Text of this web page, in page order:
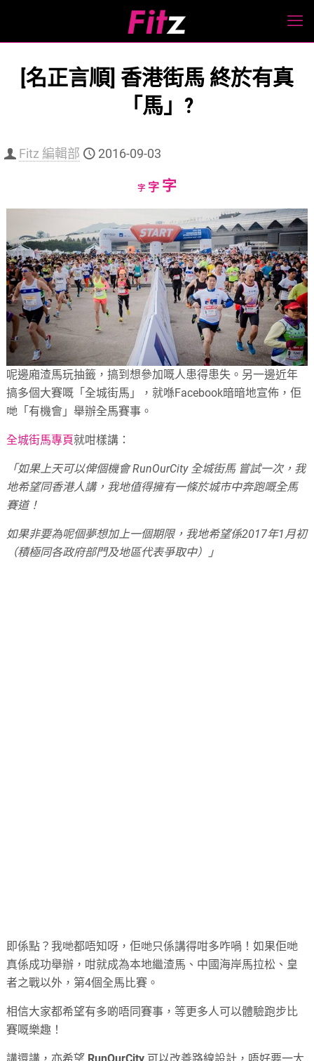
[名正言順] 香港街馬 終於有真
「馬」?
Fitz 編輯部 2016-09-03
字Decrease
size.
字Reset
size.
字Increase
size.
呢邊廂渣馬玩抽籤，搞到想參加嘅人患得患失。另一邊近年
搞多個大賽嘅「全城街馬」，就喺Facebook暗暗地宣佈，佢
哋「有機會」舉辦全馬賽事。
全城街馬專頁就咁樣講：
「如果上天可以俾個機會 RunOurCity 全城街馬 嘗試一次，我
地希望同香港人講，我地值得擁有一條於城市中奔跑嘅全馬
賽道！
如果非要為呢個夢想加上一個期限，我地希望係2017年1月初
（積極同各政府部門及地區代表爭取中）」
即係點？我哋都唔知呀，佢哋只係講得咁多咋喎！如果佢哋
真係成功舉辦，咁就成為本地繼渣馬、中國海岸馬拉松、皇
者之戰以外，第4個全馬比賽。
相信大家都希望有多啲唔同賽事，等更多人可以體驗跑步比
賽嘅樂趣！